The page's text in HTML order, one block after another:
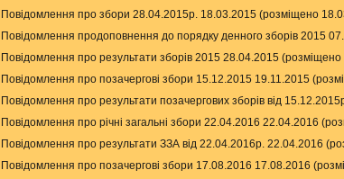
Повідомлення про збори 28.04.2015р. 18.03.2015 (розміщено
Повідомлення продоповнення до порядку денного зборів 2015
Повідомлення про результати зборів 2015 28.04.2015
Повідомлення про позачергові збори 15.12.2015 19.11.2015
Повідомлення про результати позачергових зборів від
Повідомлення про річні загальні збори 22.04.2016 22.04.2016
Повідомлення про результати ЗЗА від 22.04.2016р. 22.04.2016
Повідомлення про позачергові збори 17.08.2016 17.08.2016